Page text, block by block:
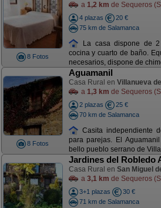
8 Fotos
a 1,2 km de Sequeros
4 plazas
20 €
75 km de Salamanca
La casa dispone de 2
cocina y cuarto de baño.
necesarios, dispone de
8 Fotos
Aguamanil
Casa Rural en Villanueva
a 1,3 km de Sequeros
2 plazas
25 €
70 km de Salamanca
Casita independiente
para parejas. El
bello pueblo serrano de
Jardines del Robledo
Casa Rural en San Miguel
a 3,1 km de Sequeros
3+1 plazas
30 €
71 km de Salamanca